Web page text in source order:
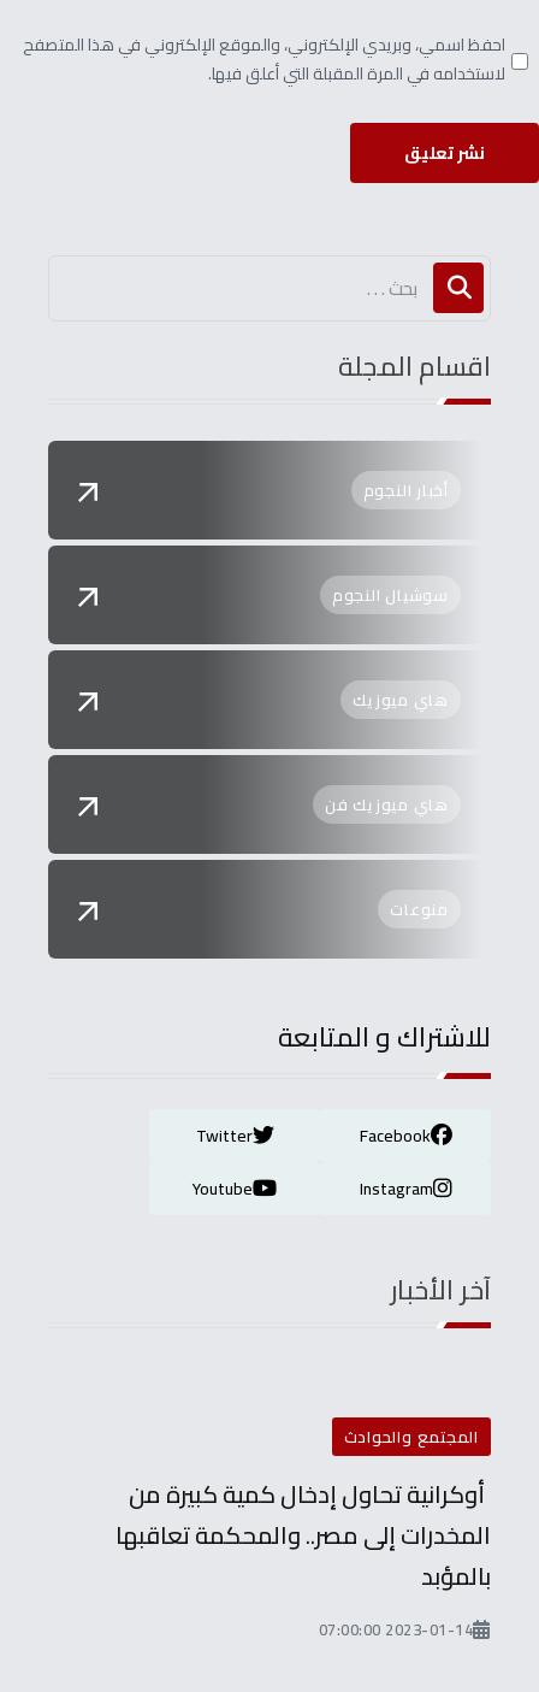
احفظ اسمي، وبريدي الإلكتروني، والموقع الإلكتروني في هذا المتصفح
لاستخدامه في المرة المقبلة التي أعلق فيها.
نشر تعليق
اقسام المجلة
أخبار النجوم
سوشيال النجوم
هاي ميوزيك
هاي ميوزيك فن
منوعات
للاشتراك و المتابعة
Facebook
Twitter
Instagram
Youtube
آخر الأخبار
المجتمع والحوادث
أوكرانية تحاول إدخال كمية كبيرة من
المخدرات إلى مصر.. والمحكمة تعاقبها
بالمؤبد
2023-01-14 07:00:00